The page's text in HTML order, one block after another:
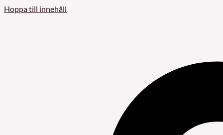
Hoppa till innehåll